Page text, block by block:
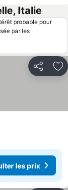
Italie
probable pour
par les
Partager
les prix